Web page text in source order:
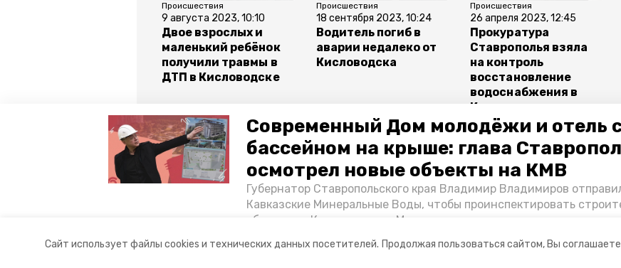
Сайт использует файлы cookies и технических данных посетителей. Продолжая пользоваться сайтом, Вы
Современный Дом молодёжи и отель
бассейном на крыше: глава
осмотрел новые объекты на КМВ
Губернатор Ставропольского края Владимир Владимиров
Кавказские Минеральные Воды, чтобы проинспектировать
объектов в Кисловодске и Минводах, а также выслушать
материале «Победы26».
Происшествия
9 августа 2023, 10:10
Двое взрослых и
маленький ребёнок
получили травмы в
ДТП в Кисловодске
Происшествия
18 сентября 2023, 10:24
Водитель погиб в
аварии недалеко от
Кисловодска
Происшествия
26 апреля 2023, 12:45
Прокуратура
Ставрополья взяла
на контроль
восстановление
водоснабжения в
Кисловодске
Все новости
дтп пьяный водитель